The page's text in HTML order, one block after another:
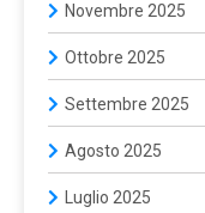
Novembre 2025
Ottobre 2025
Settembre 2025
Agosto 2025
Luglio 2025